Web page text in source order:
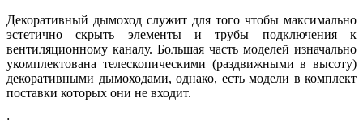
Декоративный дымоход служит для того чтобы максимально
эстетично скрыть элементы и трубы подключения к
вентиляционному каналу. Большая часть моделей изначально
укомплектована телескопическими (раздвижными в высоту)
декоративными дымоходами, однако, есть модели в комплект
поставки которых они не входит.